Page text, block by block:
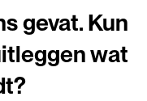
gevat. Kun
wat